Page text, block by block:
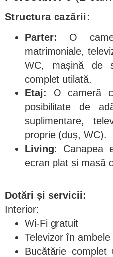
Structura cazării:
Parter: O
matrimoniale,
WC, mașină de
complet utilată.
Etaj: O cameră
posibilitate de
suplimentare,
proprie (duș, WC).
Living: Canapea
ecran plat și masă
Dotări și servicii:
Interior:
Wi-Fi gratuit
Televizor în
Bucătărie